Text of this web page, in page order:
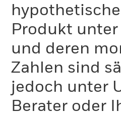
Produkt
und deren
Zahlen sind
jedoch unter
Berater oder